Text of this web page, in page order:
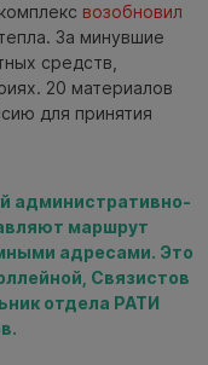
возобновил
За минувшие
средств,
20 материалов
для принятия
административно-
маршрут
адресами. Это
Связистов
отдела РАТИ